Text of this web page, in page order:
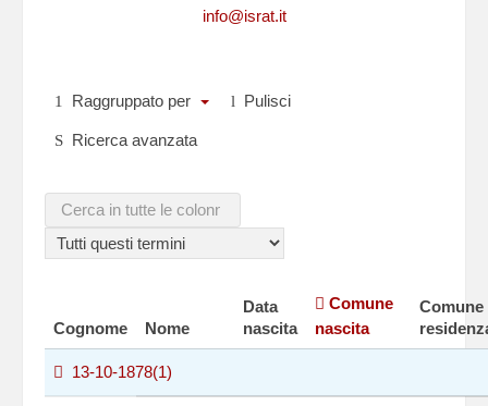
info@israt.it
Raggruppato per Pulisci
Ricerca avanzata
Cognome Nome
Data
nascita
Comune
nascita
Comune
13-10-1878(1)